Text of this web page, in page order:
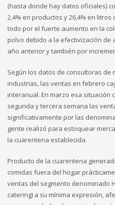
(hasta donde hay datos oficiales)
2,4% en productos y 26,4% en
todo por el fuerte aumento en la
polvo debido a la efectivización de
año anterior y también por
Según los datos de consultoras de
industrias, las ventas en febrero
interanual. En marzo esa situación
segunda y tercera semana las
significativamente por las
gente realizó para estoquear
la cuarentena establecida.
Producto de la cuarentena
comidas fuera del hogar
ventas del segmento denominado
catering) a su mínima expresión,